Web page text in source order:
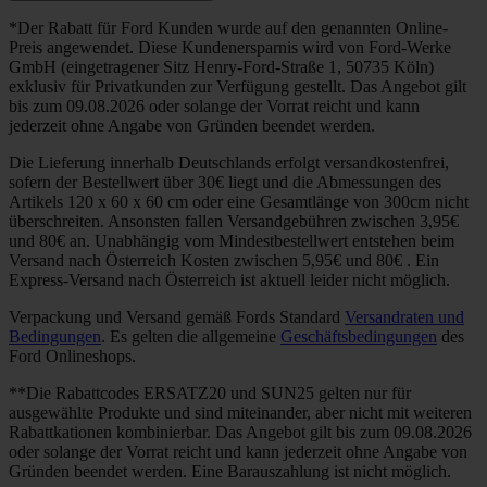
*Der Rabatt für Ford Kunden wurde auf den genannten Online-
Preis angewendet. Diese Kundenersparnis wird von Ford-Werke
GmbH (eingetragener Sitz Henry-Ford-Straße 1, 50735 Köln)
exklusiv für Privatkunden zur Verfügung gestellt. Das Angebot gilt
bis zum 09.08.2026 oder solange der Vorrat reicht und kann
jederzeit ohne Angabe von Gründen beendet werden.
Die Lieferung innerhalb Deutschlands erfolgt versandkostenfrei,
sofern der Bestellwert über 30€ liegt und die Abmessungen des
Artikels 120 x 60 x 60 cm oder eine Gesamtlänge von 300cm nicht
überschreiten. Ansonsten fallen Versandgebühren zwischen 3,95€
und 80€ an. Unabhängig vom Mindestbestellwert entstehen beim
Versand nach Österreich Kosten zwischen 5,95€ und 80€ . Ein
Express-Versand nach Österreich ist aktuell leider nicht möglich.
Verpackung und Versand gemäß Fords Standard Versandraten und
Bedingungen. Es gelten die allgemeine Geschäftsbedingungen des
Ford Onlineshops.
**Die Rabattcodes ERSATZ20 und SUN25 gelten nur für
ausgewählte Produkte und sind miteinander, aber nicht mit weiteren
Rabattkationen kombinierbar. Das Angebot gilt bis zum 09.08.2026
oder solange der Vorrat reicht und kann jederzeit ohne Angabe von
Gründen beendet werden. Eine Barauszahlung ist nicht möglich.